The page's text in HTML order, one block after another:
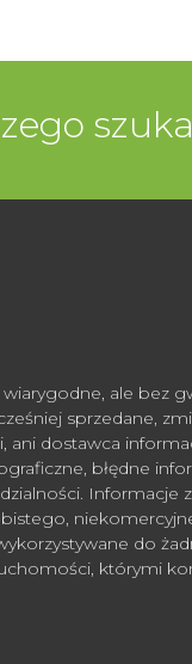
ale bez
sprzedane,
ani dostawca
błędne
Informacje
do
którymi